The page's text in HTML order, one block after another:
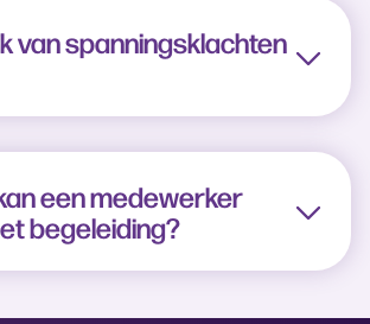
van spanningsklachten
een medewerker
begeleiding?